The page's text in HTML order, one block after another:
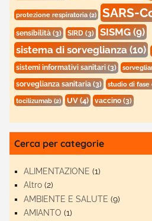
protezione respiratoria(2) SARS-
sensibilità(3) SIRD(3) SISMG(9)
sistema di sorveglianza(10)
sistemi informativi sanitari(3)
sorveglianza sanitaria(3) studio di fase
tocilizumab(2) UV(4) vaccino(3)
Cerca per categorie
ALIMENTAZIONE (1)
Altro (2)
AMBIENTE E SALUTE (9)
AMIANTO (1)